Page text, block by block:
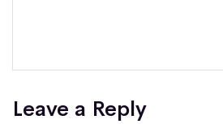
Leave a Reply